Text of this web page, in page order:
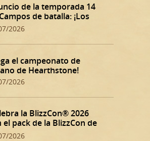
de la temporada 14
de batalla: ¡Los
siniestros de Dalaran!
2026
el campeonato de
de Hearthstone!
2026
la BlizzCon® 2026
el pack de la BlizzCon de
2026